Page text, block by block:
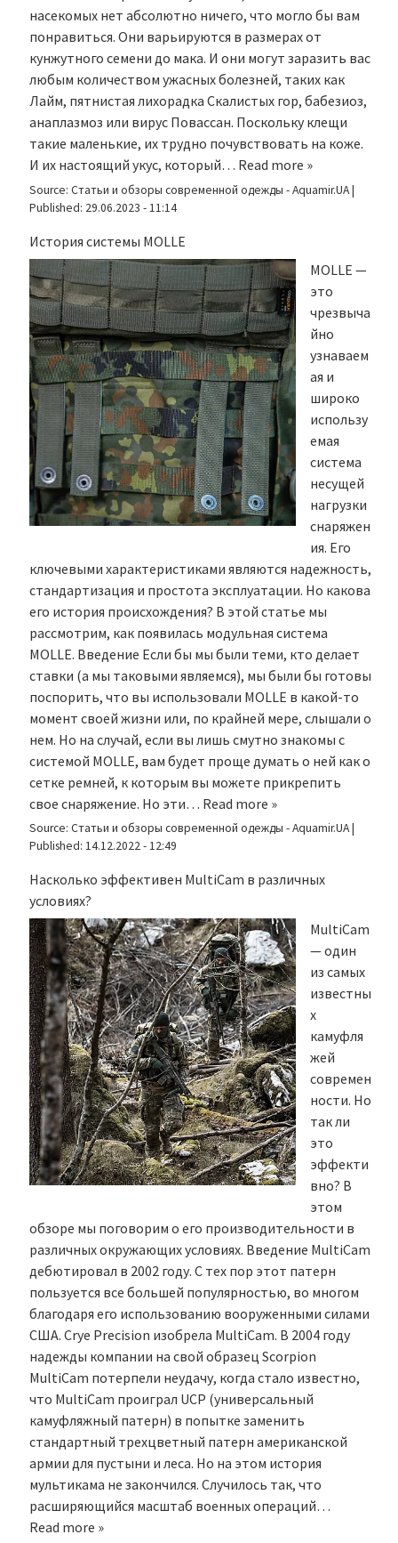
насекомых нет абсолютно ничего, что могло бы вам
понравиться. Они варьируются в размерах от
кунжутного семени до мака. И они могут заразить вас
любым количеством ужасных болезней, таких как
Лайм, пятнистая лихорадка Скалистых гор, бабезиоз,
анаплазмоз или вирус Повассан. Поскольку клещи
такие маленькие, их трудно почувствовать на коже.
И их настоящий укус, который… Read more »
Source: Статьи и обзоры современной одежды - Aquamir.UA|
Published: 29.06.2023 - 11:14
История системы MOLLE
MOLLE —
это
чрезвыча
йно
узнаваем
ая и
широко
использу
емая
система
несущей
нагрузки
снаряжен
ия. Его
ключевыми характеристиками являются надежность,
стандартизация и простота эксплуатации. Но какова
его история происхождения? В этой статье мы
рассмотрим, как появилась модульная система
MOLLE. Введение Если бы мы были теми, кто делает
ставки (а мы таковыми являемся), мы были бы готовы
поспорить, что вы использовали MOLLE в какой-то
момент своей жизни или, по крайней мере, слышали о
нем. Но на случай, если вы лишь смутно знакомы с
системой MOLLE, вам будет проще думать о ней как о
сетке ремней, к которым вы можете прикрепить
свое снаряжение. Но эти… Read more »
Source: Статьи и обзоры современной одежды - Aquamir.UA|
Published: 14.12.2022 - 12:49
Насколько эффективен MultiCam в различных
условиях?
MultiCam
— один
из самых
известны
х
камуфля
жей
современ
ности. Но
так ли
это
эффекти
вно? В
этом
обзоре мы поговорим о его производительности в
различных окружающих условиях. Введение MultiCam
дебютировал в 2002 году. С тех пор этот патерн
пользуется все большей популярностью, во многом
благодаря его использованию вооруженными силами
США. Crye Precision изобрела MultiCam. В 2004 году
надежды компании на свой образец Scorpion
MultiCam потерпели неудачу, когда стало известно,
что MultiCam проиграл UCP (универсальный
камуфляжный патерн) в попытке заменить
стандартный трехцветный патерн американской
армии для пустыни и леса. Но на этом история
мультикама не закончился. Случилось так, что
расширяющийся масштаб военных операций…
Read more »